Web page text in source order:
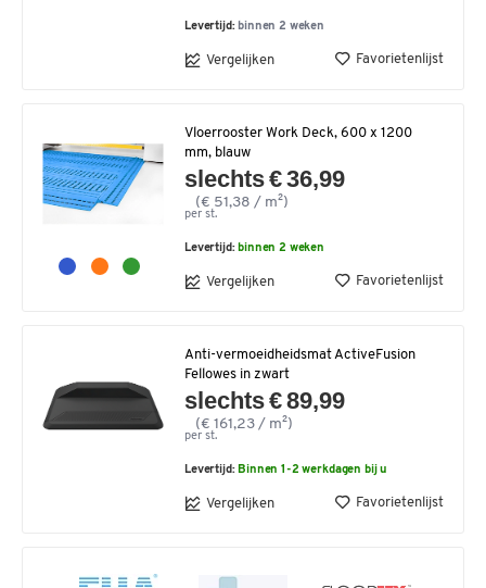
Levertijd: binnen 2 weken
Vergelijken Favorietenlijst
Vloerrooster Work Deck, 600 x 1200
mm, blauw
slechts € 36,99
(€ 51,38 / m²)
per st.
Levertijd: binnen 2 weken
Vergelijken Favorietenlijst
Anti-vermoeidheidsmat ActiveFusion
Fellowes in zwart
slechts € 89,99
(€ 161,23 / m²)
per st.
Levertijd: Binnen 1-2 werkdagen bij u
Vergelijken Favorietenlijst